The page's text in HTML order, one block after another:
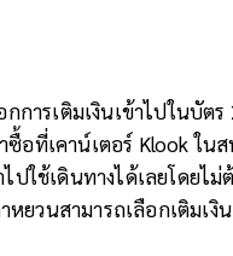
ารเติมเงินเข้าไปในบัตร
ซื้อที่เคาน์เตอร์ Klook ใน
ช้เดินทางได้เลยโดยไม่
วนสามารถเลือกเติมเงิ